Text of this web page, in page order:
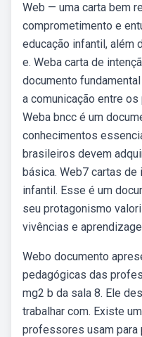
Web — uma carta bem
comprometimento e
educação infantil, além
e. Weba carta de
documento
a comunicação entre
Weba bncc é um
conhecimentos
brasileiros devem
básica. Web7 cartas de
infantil. Esse é um
seu protagonismo
vivências e
Webo documento
pedagógicas das
mg2 b da sala 8. Ele
trabalhar com. Existe
professores usam para